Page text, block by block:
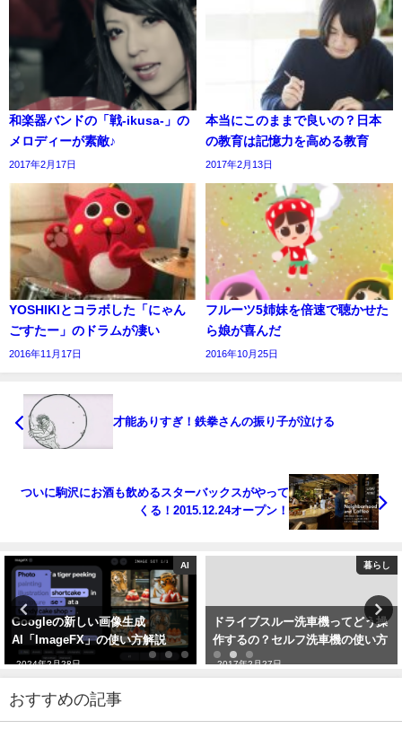
和楽器バンドの「戦-ikusa-」の
メロディーが素敵♪
2017年2月17日
本当にこのままで良いの？日本
の教育は記憶力を高める教育
2017年2月13日
YOSHIKIとコラボした「にゃん
ごすたー」のドラムが凄い
2016年11月17日
フルーツ5姉妹を倍速で聴かせた
ら娘が喜んだ
2016年10月25日
才能ありすぎ！鉄拳さんの振り子が泣ける
ついに駒沢にお酒も飲めるスターバックスがやって
くる！2015.12.24オープン！
AI
Googleの新しい画像生成
AI「ImageFX」の使い方解説
2024年2月28日
暮らし
ドライブスルー洗車機ってどう操
作するの？セルフ洗車機の使い方
2017年2月27日
おすすめの記事